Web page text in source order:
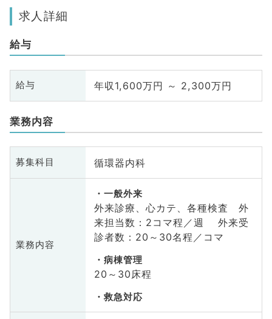
求人詳細
給与
給与 年収1,600万円 ～ 2,300万円
業務内容
募集科目 循環器内科
業務内容
一般外来
外来診療、心カテ、各種検査 外
来担当数：2コマ程／週 外来受
診者数：20～30名程／コマ
病棟管理
20～30床程
救急対応